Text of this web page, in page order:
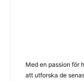
Med en passion för
att utforska de